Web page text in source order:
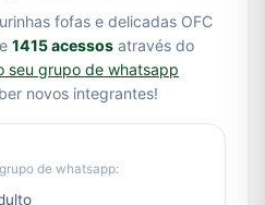
fofas e delicadas OFC
1415 acessos através do
seu grupo de whatsapp
novos integrantes!
de whatsapp: